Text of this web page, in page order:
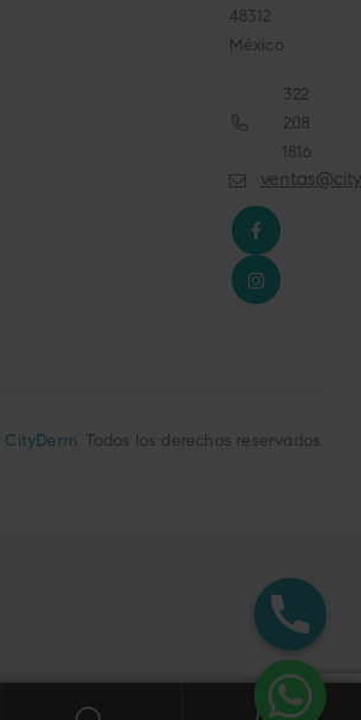
48312
México
322
208
1816
CityDerm. Todos los derechos reservados.
0